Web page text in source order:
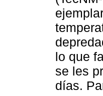
lo que
se les
días.